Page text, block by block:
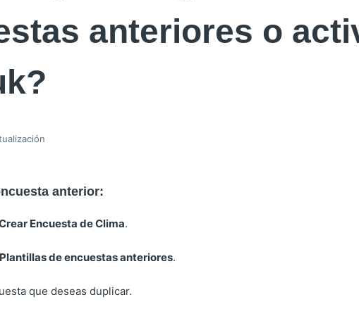
anteriores o
anterior:
Encuesta de Clima.
Plantillas de encuestas anteriores.
que deseas duplicar.